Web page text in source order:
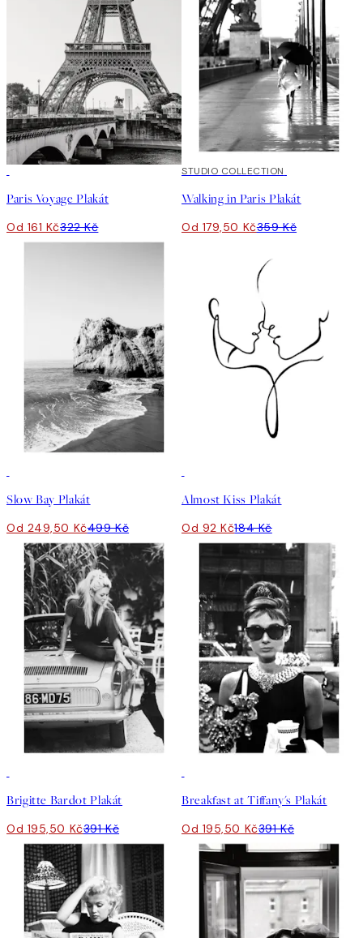
Paris Voyage Plakát
Od 161 Kč322 Kč
50%*
STUDIO COLLECTION
Walking in Paris Plakát
Od 179,50 Kč359 Kč
Slow Bay Plakát
Od 249,50 Kč499 Kč
Almost Kiss Plakát
Od 92 Kč184 Kč
Brigitte Bardot Plakát
Od 195,50 Kč391 Kč
Breakfast at Tiffany's Plakát
Od 195,50 Kč391 Kč